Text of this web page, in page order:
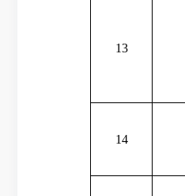
13
14